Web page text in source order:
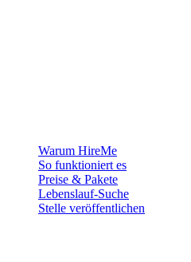
Warum HireMe
So funktioniert es
Preise & Pakete
Lebenslauf-Suche
Stelle veröffentlichen